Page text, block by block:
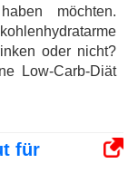
möchten.
oder nicht?
Low-Carb-Diät
für